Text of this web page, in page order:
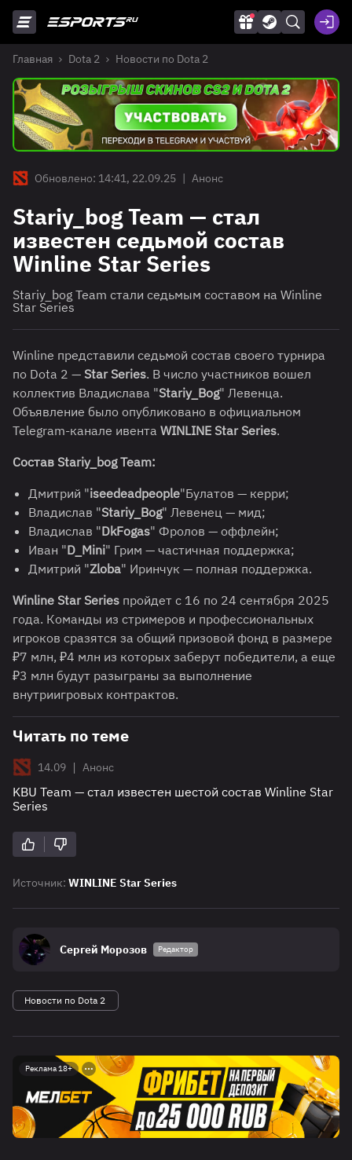
Главная Dota 2 Новости по Dota 2
Обновлено: 14:41, 22.09.25 | Анонс
Stariy_bog Team — стал
известен седьмой состав
Winline Star Series
Stariy_bog Team стали седьмым составом на Winline
Star Series
Winline представили седьмой состав своего турнира
по Dota 2 — Star Series. В число участников вошел
коллектив Владислава "Stariy_Bog" Левенца.
Объявление было опубликовано в официальном
Telegram-канале ивента WINLINE Star Series.
Состав Stariy_bog Team:
Дмитрий "iseedeadpeople"Булатов — керри;
Владислав "Stariy_Bog" Левенец — мид;
Владислав "DkFogas" Фролов — оффлейн;
Иван "D_Mini" Грим — частичная поддержка;
Дмитрий "Zloba" Иринчук — полная поддержка.
Winline Star Series пройдет с 16 по 24 сентября 2025
года. Команды из стримеров и профессиональных
игроков сразятся за общий призовой фонд в размере
₽7 млн, ₽4 млн из которых заберут победители, а еще
₽3 млн будут разыграны за выполнение
внутриигровых контрактов.
Читать по теме
14.09 | Анонс
KBU Team — стал известен шестой состав Winline Star
Series
Источник: WINLINE Star Series
Сергей Морозов Редактор
Новости по Dota 2
Реклама 18+